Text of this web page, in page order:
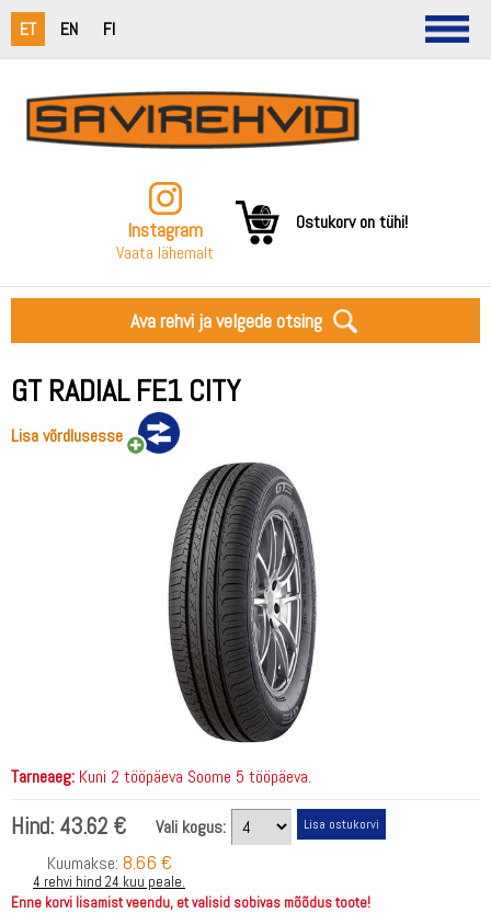
ET EN FI
Instagram
Vaata lähemalt
Ostukorv on tühi!
Ava rehvi ja velgede otsing
GT RADIAL FE1 CITY
Lisa võrdlusesse
Tarneaeg: Kuni 2 tööpäeva Soome 5 tööpäeva.
Hind: 43.62 €
Vali kogus:
Kuumakse: 8.66 €
4 rehvi hind 24 kuu peale.
Enne korvi lisamist veendu, et valisid sobivas mõõdus toote!